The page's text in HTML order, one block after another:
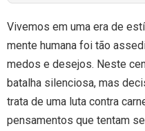
Vivemos em uma era de
mente humana foi tão
medos e desejos. Neste
batalha silenciosa, mas
trata de uma luta contra
pensamentos que tentam